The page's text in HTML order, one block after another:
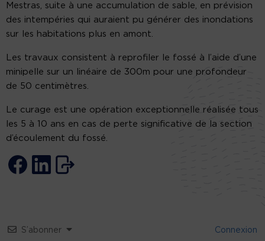
Mestras, suite à une accumulation de sable, en prévision
des intempéries qui auraient pu générer des inondations
sur les habitations plus en amont.
Les travaux consistent à reprofiler le fossé à l’aide d’une
minipelle sur un linéaire de 300m pour une profondeur
de 50 centimètres.
Le curage est une opération exceptionnelle réalisée tous
les 5 à 10 ans en cas de perte significative de la section
d’écoulement du fossé.
S’abonner Connexion